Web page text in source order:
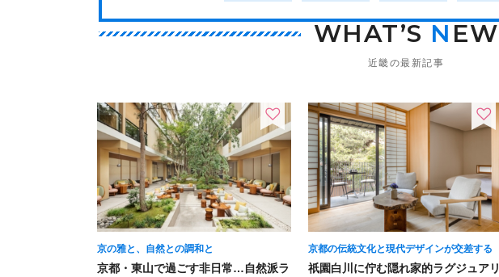
WHAT’S N EW
近畿の最新記事
京の雅と、自然との調和と
京都・東山で過ごす非日常…自然派ラ
京都の伝統文化と現代デザインが交差する
祇園白川に佇む隠れ家的ラグジュアリ